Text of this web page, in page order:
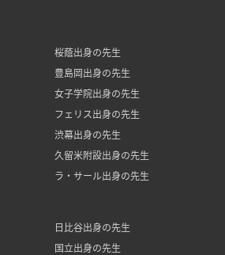
桜蔭出身の先生
豊島岡出身の先生
女子学院出身の先生
フェリス出身の先生
渋幕出身の先生
久留米附設出身の先生
ラ・サール出身の先生
日比谷出身の先生
国立出身の先生